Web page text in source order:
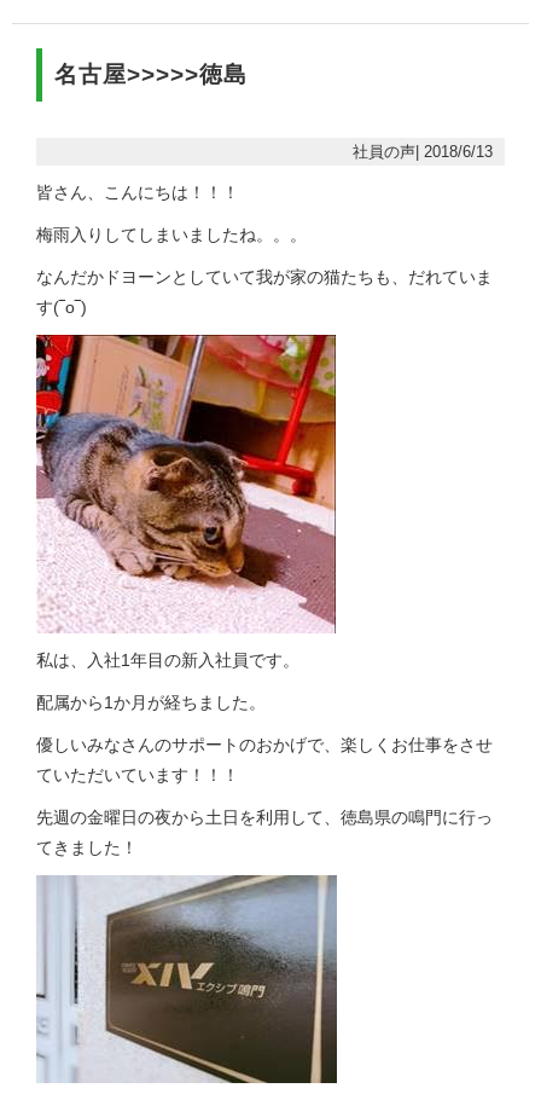
名古屋>>>>>徳島
社員の声| 2018/6/13
皆さん、こんにちは！！！
梅雨入りしてしまいましたね。。。
なんだかドヨーンとしていて我が家の猫たちも、だれていま
す(‾o‾)
私は、入社1年目の新入社員です。
配属から1か月が経ちました。
優しいみなさんのサポートのおかげで、楽しくお仕事をさせ
ていただいています！！！
先週の金曜日の夜から土日を利用して、徳島県の鳴門に行っ
てきました！